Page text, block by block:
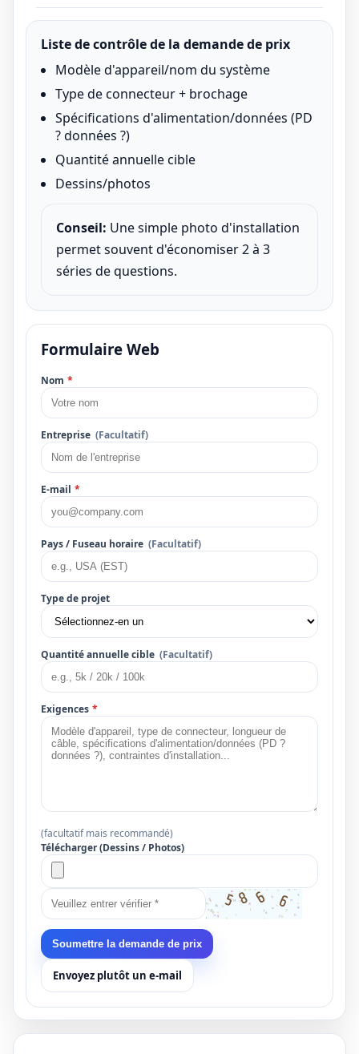
Liste de contrôle de la demande de prix
Modèle d'appareil/nom du système
Type de connecteur + brochage
Spécifications d'alimentation/données (PD
? données ?)
Quantité annuelle cible
Dessins/photos
Conseil: Une simple photo d'installation
permet souvent d'économiser 2 à 3
séries de questions.
Formulaire Web
Nom *
Entreprise (Facultatif)
E-mail *
Pays / Fuseau horaire (Facultatif)
Type de projet
Quantité annuelle cible (Facultatif)
Exigences *
(facultatif mais recommandé)
Télécharger (Dessins / Photos)
Soumettre la demande de prix
Envoyez plutôt un e-mail